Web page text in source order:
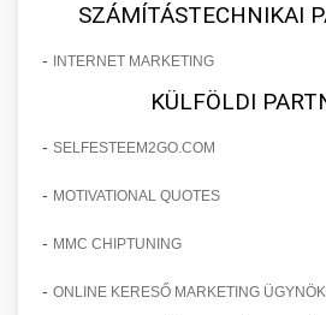
SZÁMÍTÁSTECHNIKAI
- INTERNET MARKETING
KÜLFÖLDI
- SELFESTEEM2GO.COM
- MOTIVATIONAL QUOTES
- MMC CHIPTUNING
- ONLINE KERESŐ MARKETING